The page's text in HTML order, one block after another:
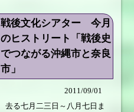
戦後文化シアター 今月
のヒストリート「戦後史
でつながる沖縄市と奈良
市」
2011/09/01
去る七月二三日～八月七日ま